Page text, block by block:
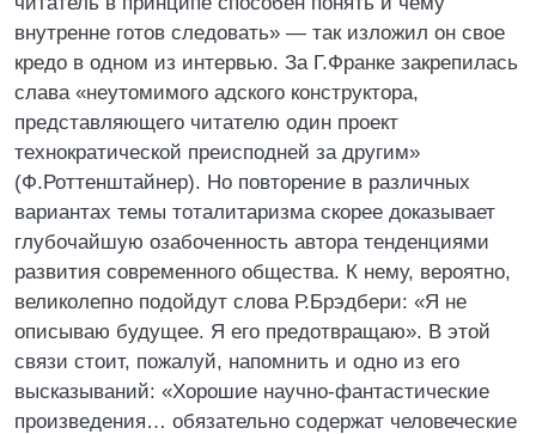
внутренне готов следовать» — так изложил он свое
кредо в одном из интервью. За Г.Франке закрепилась
слава «неутомимого адского конструктора,
представляющего читателю один проект
технократической преисподней за другим»
(Ф.Роттенштайнер). Но повторение в различных
вариантах темы тоталитаризма скорее доказывает
глубочайшую озабоченность автора тенденциями
развития современного общества. К нему, вероятно,
великолепно подойдут слова Р.Брэдбери: «Я не
описываю будущее. Я его предотвращаю». В этой
связи стоит, пожалуй, напомнить и одно из его
высказываний: «Хорошие научно-фантастические
произведения… обязательно содержат человеческие